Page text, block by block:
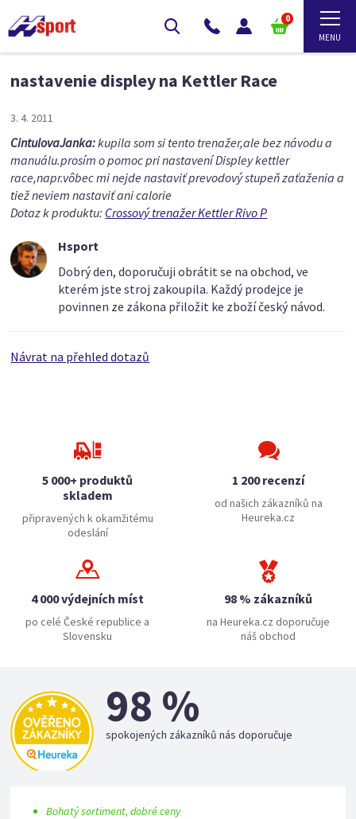
0
nastavenie displey na Kettler Race
3. 4. 2011
CintulovaJanka:kupila som si tento trenažer,ale bez návodu a
manuálu.prosím o pomoc pri nastavení Displey kettler
race,napr.vôbec mi nejde nastaviť prevodový stupeň zaťaženia a
tiež neviem nastaviť ani calorie
Dotaz k produktu: Crossový trenažer Kettler Rivo P
Hsport
Dobrý den, doporučuji obrátit se na obchod, ve
kterém jste stroj zakoupila. Každý prodejce je
povinnen ze zákona přiložit ke zboží český návod.
Návrat na přehled dotazů
5 000+ produktů
skladem
připravených k okamžitému
odeslání
1 200 recenzí
od našich zákazníků na
Heureka.cz
4 000 výdejních míst
po celé České republice a
Slovensku
98 % zákazníků
na Heureka.cz doporučuje
náš obchod
98 %
spokojených zákazníků nás doporučuje
Bohatý sortiment, dobré ceny